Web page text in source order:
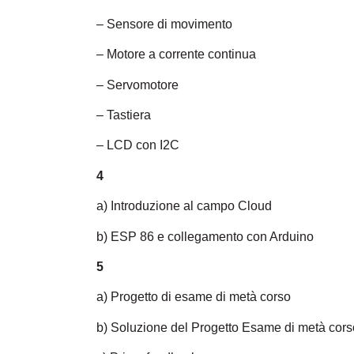
– Sensore di movimento
– Motore a corrente continua
– Servomotore
– Tastiera
– LCD con I2C
4
a) Introduzione al campo Cloud
b) ESP 86 e collegamento con Arduino
5
a) Progetto di esame di metà corso
b) Soluzione del Progetto Esame di metà